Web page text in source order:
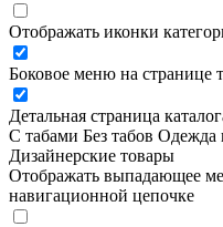
Отображать иконки
Боковое меню на странице
Детальная страница
С табами Без табов Одежда
Дизайнерские товары
Отображать выпадающее
навигационной цепочке